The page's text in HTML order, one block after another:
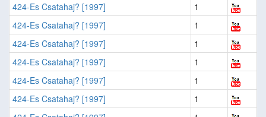
424-Es Csatahaj? [1997]
1
424-Es Csatahaj? [1997]
1
424-Es Csatahaj? [1997]
1
424-Es Csatahaj? [1997]
1
424-Es Csatahaj? [1997]
1
424-Es Csatahaj? [1997]
1